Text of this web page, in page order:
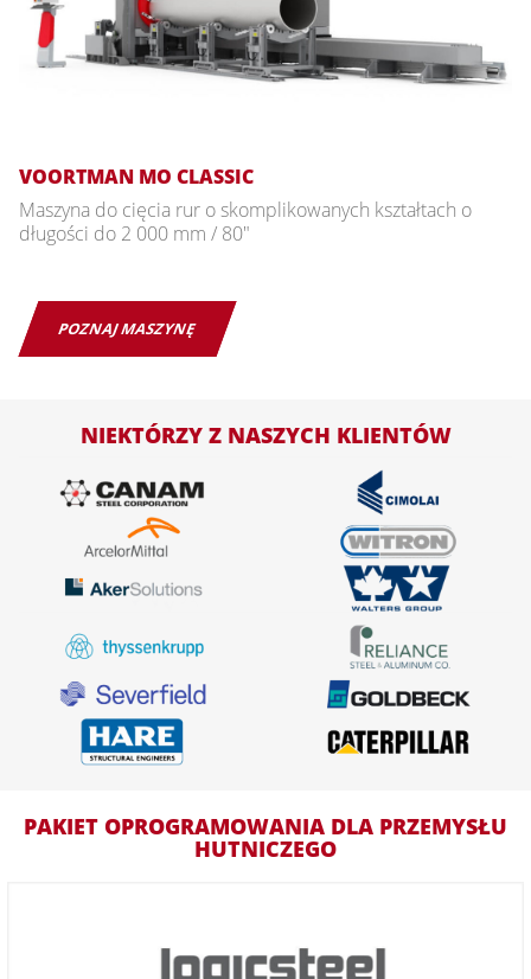
VOORTMAN MO CLASSIC
Maszyna do cięcia rur o skomplikowanych kształtach o
długości do 2 000 mm / 80"
POZNAJ MASZYNĘ
NIEKTÓRZY Z NASZYCH KLIENTÓW
PAKIET OPROGRAMOWANIA DLA PRZEMYSŁU
HUTNICZEGO